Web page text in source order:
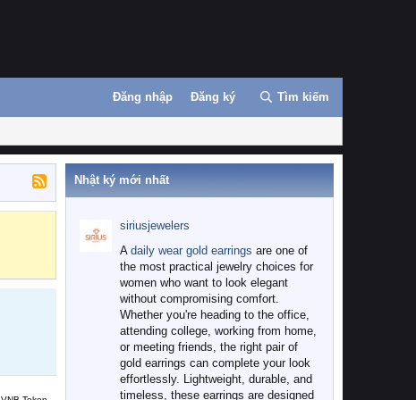
Đăng nhập Đăng ký Tìm kiếm
Nhật ký mới nhất
siriusjewelers
A daily wear gold earrings are one of
the most practical jewelry choices for
women who want to look elegant
without compromising comfort.
Whether you're heading to the office,
attending college, working from home,
or meeting friends, the right pair of
gold earrings can complete your look
effortlessly. Lightweight, durable, and
timeless, these earrings are designed